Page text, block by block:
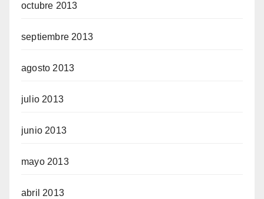
octubre 2013
septiembre 2013
agosto 2013
julio 2013
junio 2013
mayo 2013
abril 2013